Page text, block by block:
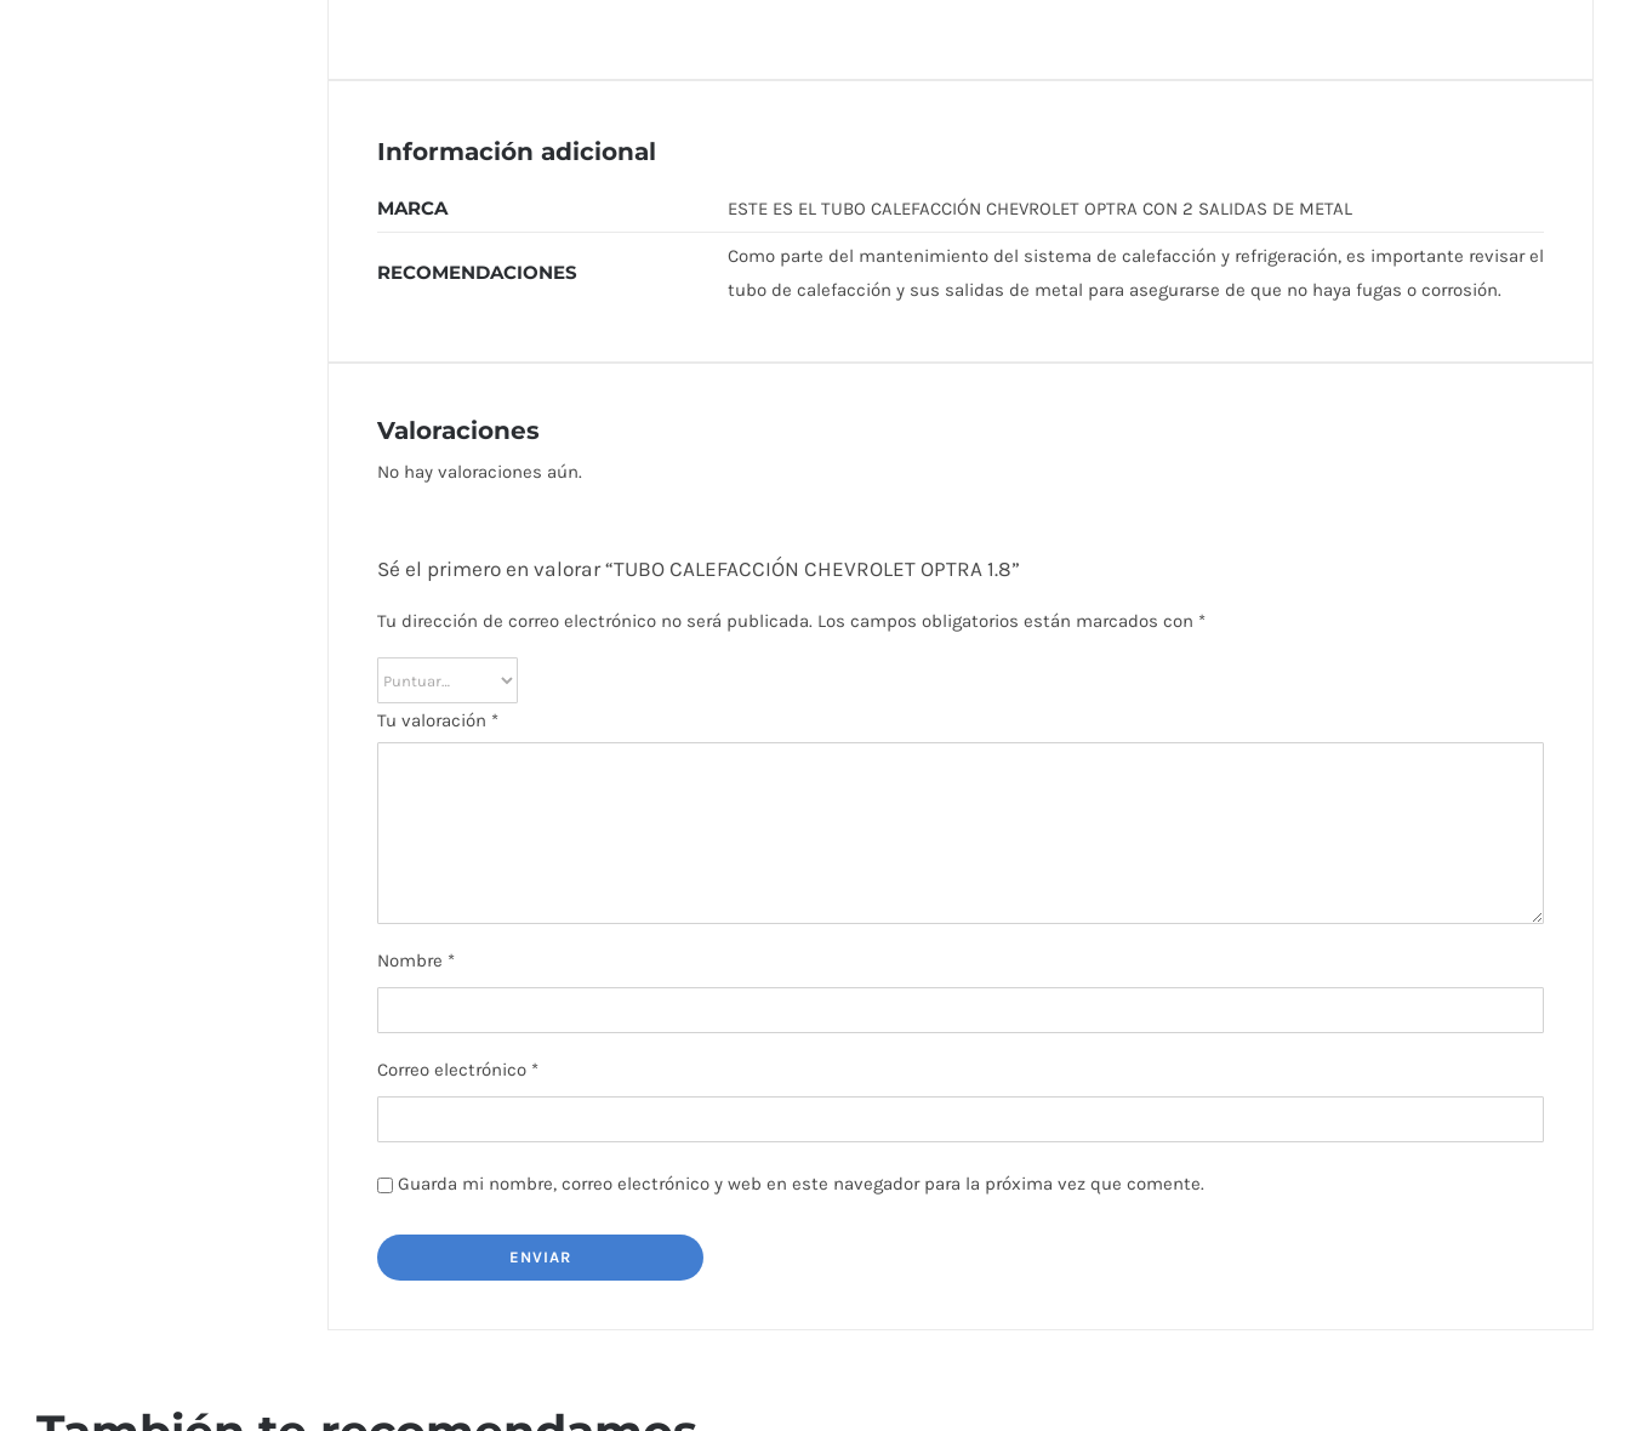
Información adicional
MARCA ESTE ES EL TUBO CALEFACCIÓN CHEVROLET OPTRA CON 2 SALIDAS DE METAL
RECOMENDACIONES
Como parte del mantenimiento del sistema de calefacción y refrigeración, es importante revisar el
tubo de calefacción y sus salidas de metal para asegurarse de que no haya fugas o corrosión.
Valoraciones
No hay valoraciones aún.
Sé el primero en valorar “TUBO CALEFACCIÓN CHEVROLET OPTRA 1.8”
Tu dirección de correo electrónico no será publicada. Los campos obligatorios están marcados con *
Tu valoración *
Nombre *
Correo electrónico *
Guarda mi nombre, correo electrónico y web en este navegador para la próxima vez que comente.